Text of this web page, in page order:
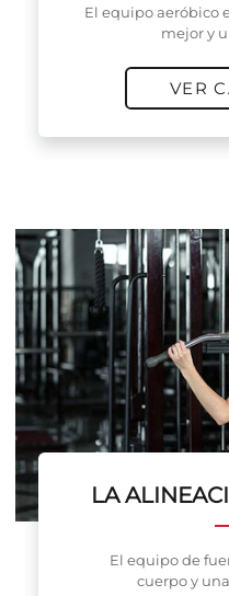
El equipo aeróbico
mejor y
VER
LA
El equipo de
cuerpo y